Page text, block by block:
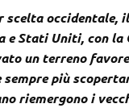
scelta
Stati Uniti, con
un terreno
più
riemergono i